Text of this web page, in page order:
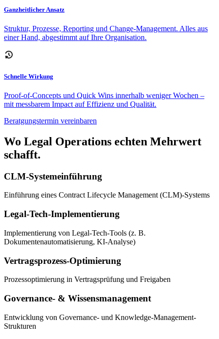
Ganzheitlicher Ansatz
Struktur, Prozesse, Reporting und Change-Management. Alles aus
einer Hand, abgestimmt auf Ihre Organisation.
Schnelle Wirkung
Proof-of-Concepts und Quick Wins innerhalb weniger Wochen –
mit messbarem Impact auf Effizienz und Qualität.
Beratgungstermin vereinbaren
Wo Legal Operations echten Mehrwert
schafft.
CLM-Systemeinführung
Einführung eines Contract Lifecycle Management (CLM)-Systems
Legal-Tech-Implementierung
Implementierung von Legal-Tech-Tools (z. B.
Dokumentenautomatisierung, KI-Analyse)
Vertragsprozess-Optimierung
Prozessoptimierung in Vertragsprüfung und Freigaben
Governance- & Wissensmanagement
Entwicklung von Governance- und Knowledge-Management-
Strukturen